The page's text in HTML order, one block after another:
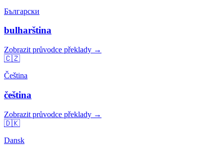
Български
bulharština
Zobrazit průvodce překlady →
🇨🇿
Čeština
čeština
Zobrazit průvodce překlady →
🇩🇰
Dansk